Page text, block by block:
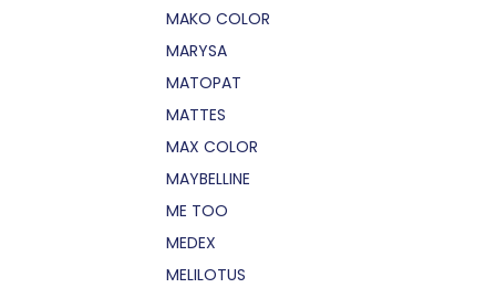
MAKO COLOR
MARYSA
MATOPAT
MATTES
MAX COLOR
MAYBELLINE
ME TOO
MEDEX
MELILOTUS